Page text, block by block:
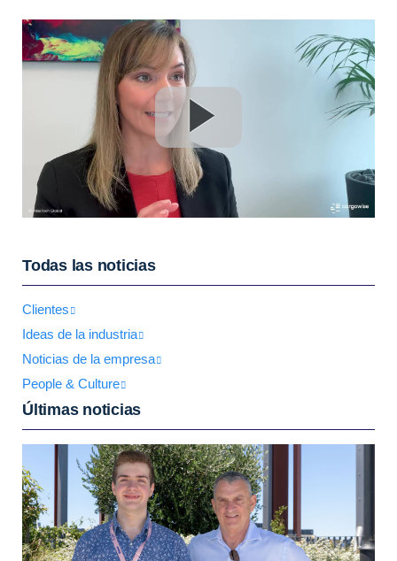
Todas las noticias
Clientes
Ideas de la industria
Noticias de la empresa
People & Culture
Últimas noticias